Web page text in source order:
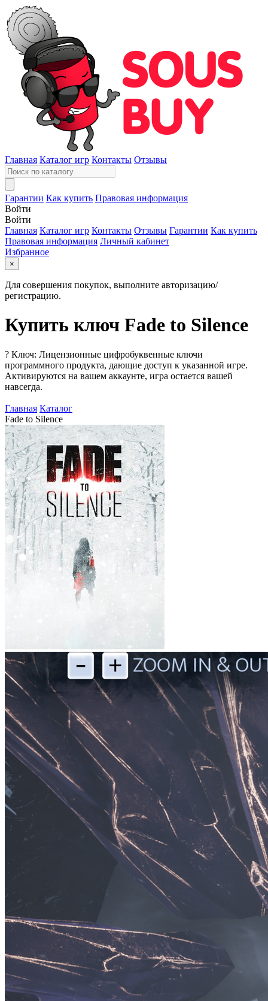
Главная Каталог игр Контакты Отзывы
Гарантии Как купить Правовая информация
Войти
Войти
Главная Каталог игр Контакты Отзывы Гарантии Как купить
Правовая информация Личный кабинет
Избранное
×
Для совершения покупок, выполните авторизацию/
регистрацию.
Купить ключ Fade to Silence
? Ключ: Лицензионные цифробуквенные ключи
программного продукта, дающие доступ к указанной игре.
Активируются на вашем аккаунте, игра остается вашей
навсегда.
Главная Каталог
Fade to Silence